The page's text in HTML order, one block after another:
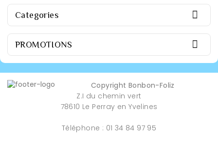
Categories 
PROMOTIONS 
Copyright Bonbon-Foliz
Z.I du chemin vert
78610 Le Perray en Yvelines
Téléphone : 01 34 84 97 95